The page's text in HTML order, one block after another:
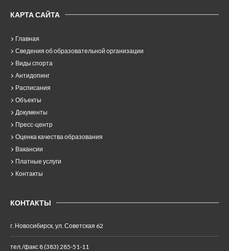
КАРТА САЙТА
Главная
Сведения об образовательной организации
Виды спорта
Антидопинг
Расписания
Объекты
Документы
Пресс-центр
Оценка качества образования
Вакансии
Платные услуги
Контакты
КОНТАКТЫ
г. Новосибирск, ул. Советская 62
тел./факс 8 (383) 285-51-11